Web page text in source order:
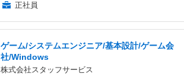
正社員
ゲーム/システムエンジニア/基本設計/ゲーム会
社/Windows
株式会社スタッフサービス